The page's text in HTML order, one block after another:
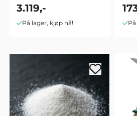
3.119,-
På lager, kjøp nå!
the
På